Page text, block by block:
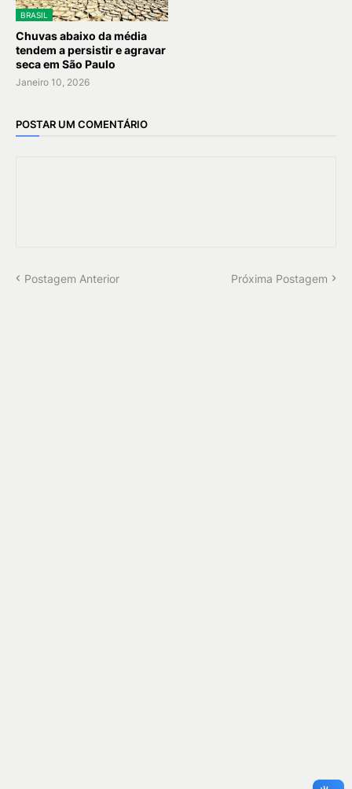
BRASIL
Chuvas abaixo da média
tendem a persistir e agravar
seca em São Paulo
Janeiro 10, 2026
POSTAR UM COMENTÁRIO
Postagem Anterior Próxima Postagem